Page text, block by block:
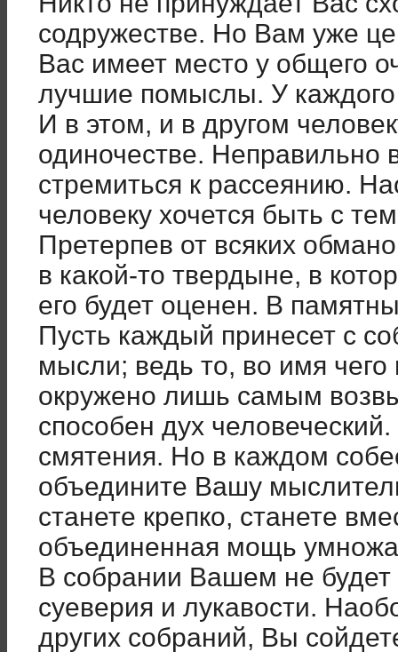
содружестве. Но Вам уже
Вас имеет место у общего
лучшие помыслы. У каждого
И в этом, и в другом
одиночестве. Неправильно
стремиться к рассеянию.
человеку хочется быть с
Претерпев от всяких
в какой-то твердыне, в
его будет оценен. В
Пусть каждый принесет с
мысли; ведь то, во имя
окружено лишь самым
способен дух
смятения. Но в каждом
объедините Вашу
станете крепко, станете
объединенная мощь
В собрании Вашем не будет
суеверия и лукавости.
других собраний, Вы